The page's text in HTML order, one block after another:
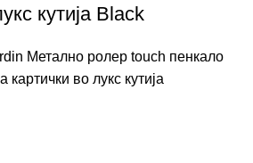
кутија Black
Метално ролер touch пенкало
картички во лукс кутија